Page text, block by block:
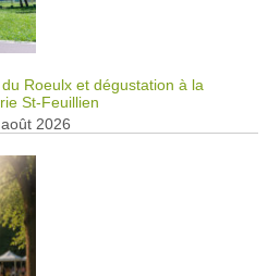
Roeulx et dégustation à la
St-Feuillien
2026